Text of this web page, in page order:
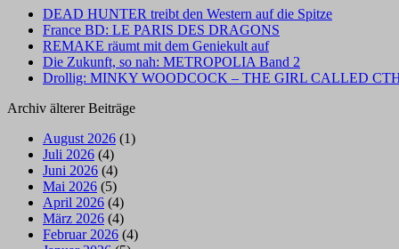
DEAD HUNTER treibt den Western auf die Spitze
France BD: LE PARIS DES DRAGONS
REMAKE räumt mit dem Geniekult auf
Die Zukunft, so nah: METROPOLIA Band 2
Drollig: MINKY WOODCOCK – THE GIRL CALLED
Archiv älterer Beiträge
August 2026 (1)
Juli 2026 (4)
Juni 2026 (4)
Mai 2026 (5)
April 2026 (4)
März 2026 (4)
Februar 2026 (4)